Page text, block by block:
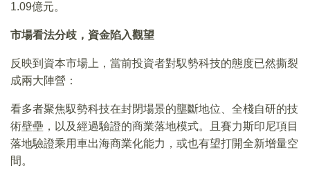
1.09億元。
市場看法分歧，資金陷入觀望
反映到資本市場上，當前投資者對馭勢科技的態度已然撕裂
成兩大陣營：
看多者聚焦馭勢科技在封閉場景的壟斷地位、全棧自研的技
術壁壘，以及經過驗證的商業落地模式。且賽力斯印尼項目
落地驗證乘用車出海商業化能力，或也有望打開全新增量空
間。